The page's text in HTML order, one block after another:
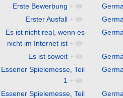
Erste Bewerbung +
Erster Ausfall +
Es ist nicht real, wenn es
nicht im Internet ist +
Es ist soweit +
Essener Spielemesse, Teil
1 +
Essener Spielemesse, Teil